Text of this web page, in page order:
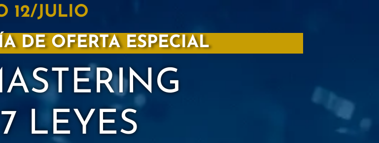
12/JULIO
DE OFERTA ESPECIAL
LEYES